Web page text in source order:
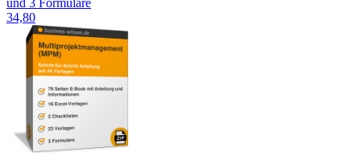
und 3 Formulare
34,80